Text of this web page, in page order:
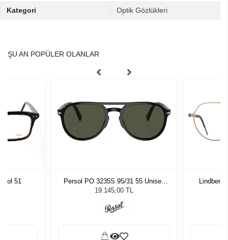
Kategori Optik Gözlükleri
ŞU AN POPÜLER OLANLAR
Col 51
Persol PO 3235S 95/31 55 Unisex
Güneş Gözlüğü
19.145,00 TL
Lindberg